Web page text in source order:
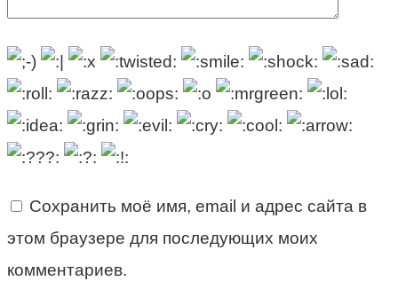
Сохранить моё имя, email и адрес сайта в
этом браузере для последующих моих
комментариев.